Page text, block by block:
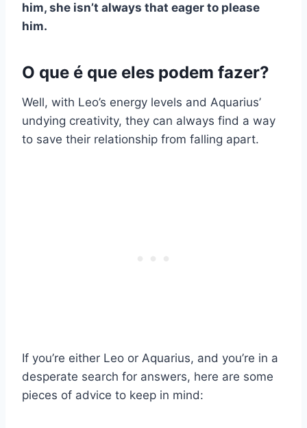
him, she isn’t always that eager to please
him.
O que é que eles podem fazer?
Well, with Leo’s energy levels and Aquarius’
undying creativity, they can always find a way
to save their relationship from falling apart.
If you’re either Leo or Aquarius, and you’re in a
desperate search for answers, here are some
pieces of advice to keep in mind: